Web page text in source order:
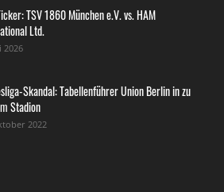
TSV 1860 München e.V. vs. HAM
Ltd.
2026
Skandal: Tabellenführer Union Berlin in zu
Stadion
2022